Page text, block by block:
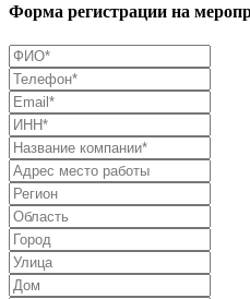
Форма регистрации на